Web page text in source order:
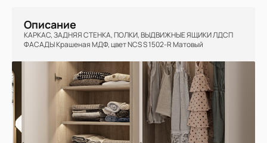
Описание
КАРКАС, ЗАДНЯЯ СТЕНКА, ПОЛКИ, ВЫДВИЖНЫЕ ЯЩИКИ ЛДСП
ФАСАДЫ Крашеная МДФ, цвет NCS S 1502-R Матовый